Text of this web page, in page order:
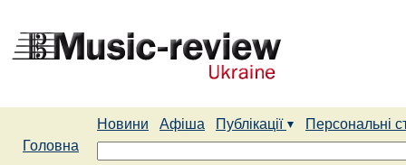
Новини Афіша Публікації
Персональні
Головна